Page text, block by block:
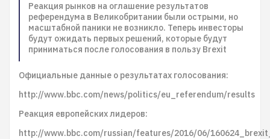
Реакция рынков на оглашение результатов
референдума в Великобритании были острыми, но
масштабной паники не возникло. Теперь инвесторы
будут ожидать первых решений, которые будут
приниматься после голосования в пользу Brexit
Официальные данные о результатах голосования:
http://www.bbc.com/news/politics/eu_referendum/results
Реакция европейских лидеров:
http://www.bbc.com/russian/features/2016/06/